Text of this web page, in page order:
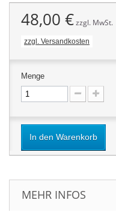
48,00 €zzgl. MwSt.
zzgl. Versandkosten
Menge
In den Warenkorb
MEHR INFOS